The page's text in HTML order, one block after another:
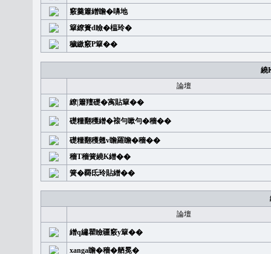
竅羹簫繒瞻�嚊地
簞繚簣d瞼�榅玲�
穢繳竅P簞��
繞
論壇
繚|簫羶礎�㝢貼簞��
礎糧翻穫繒�䙛勻嗽勻�穡��
礎糧翻穫翹v瞻羅瞻�穡��
穡T穡簧繞K繒��
簧�覉氐玲貼繒��
論壇
繒q繡瞿瞼疆竅y簞��
xanga瞻�穡�舾冕�